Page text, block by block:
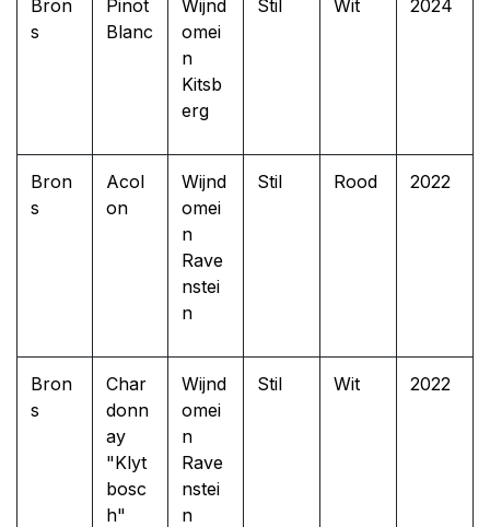
Bron
s
Pinot
Blanc
Wijnd
omei
n
Kitsb
erg
Stil Wit 2024
Bron
s
Acol
on
Wijnd
omei
n
Rave
nstei
n
Stil Rood 2022
Bron
s
Char
donn
ay
"Klyt
bosc
h"
Wijnd
omei
n
Rave
nstei
n
Stil Wit 2022